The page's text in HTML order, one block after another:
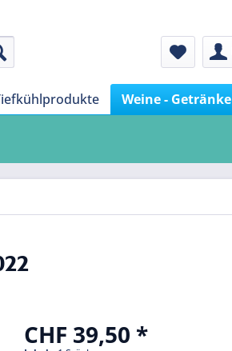
Weine - Getränke
CHF 39,50 *